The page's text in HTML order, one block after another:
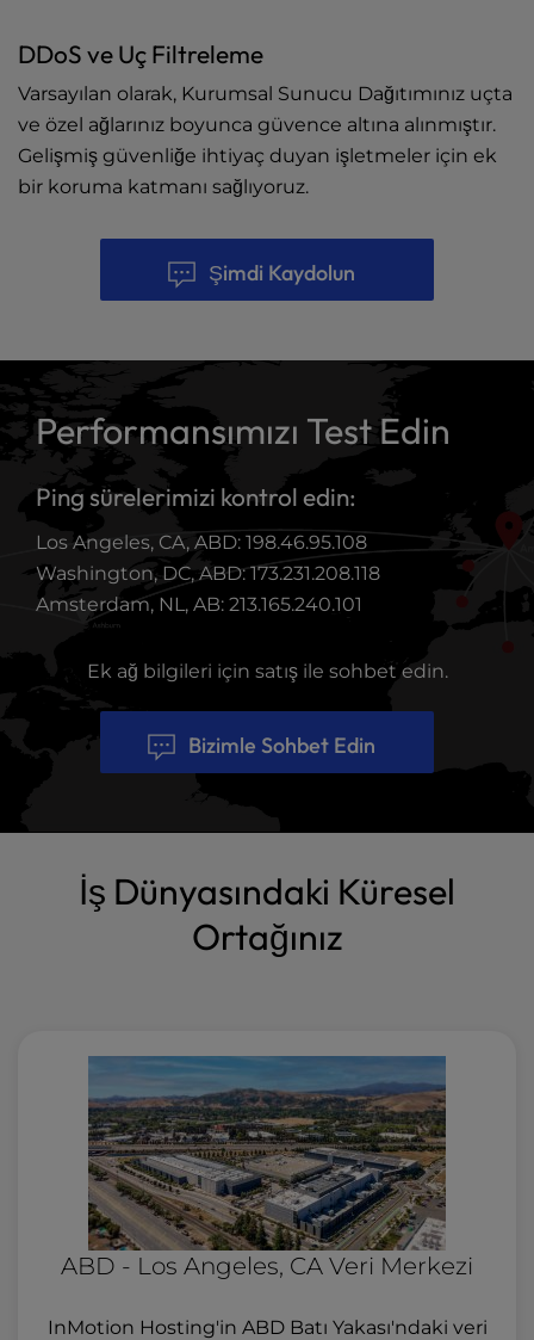
DDoS ve Uç Filtreleme
Varsayılan olarak, Kurumsal Sunucu Dağıtımınız uçta
ve özel ağlarınız boyunca güvence altına alınmıştır.
Gelişmiş güvenliğe ihtiyaç duyan işletmeler için ek
bir koruma katmanı sağlıyoruz.
Şimdi Kaydolun
Performansımızı Test Edin
Ping sürelerimizi kontrol edin:
Los Angeles, CA, ABD: 198.46.95.108
Washington, DC, ABD: 173.231.208.118
Amsterdam, NL, AB: 213.165.240.101
Ek ağ bilgileri için satış ile sohbet edin.
Bizimle Sohbet Edin
İş Dünyasındaki Küresel
Ortağınız
ABD - Los Angeles, CA Veri Merkezi
InMotion Hosting'in ABD Batı Yakası'ndaki veri